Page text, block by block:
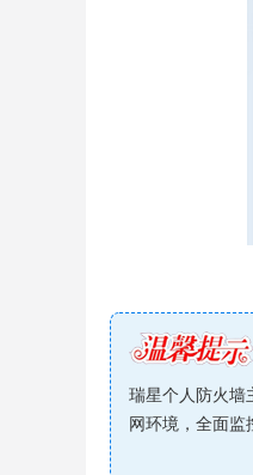
瑞星个人防火墙
网环境，全面监